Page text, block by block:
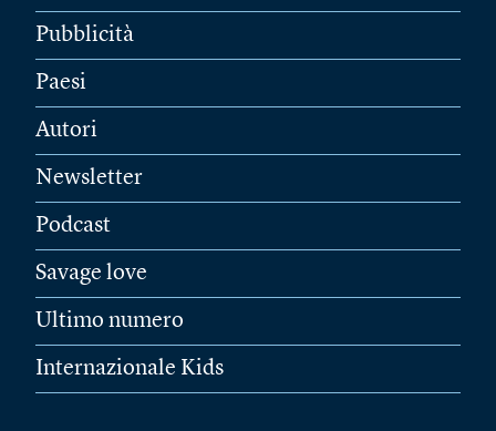
Pubblicità
Paesi
Autori
Newsletter
Podcast
Savage love
Ultimo numero
Internazionale Kids